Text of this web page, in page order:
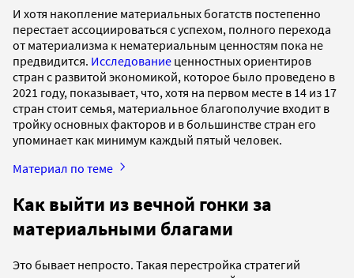
И хотя накопление материальных богатств постепенно
перестает ассоциироваться с успехом, полного перехода
от материализма к нематериальным ценностям пока не
предвидится. Исследование ценностных ориентиров
стран с развитой экономикой, которое было проведено в
2021 году, показывает, что, хотя на первом месте в 14 из 17
стран стоит семья, материальное благополучие входит в
тройку основных факторов и в большинстве стран его
упоминает как минимум каждый пятый человек.
Материал по теме
Как выйти из вечной гонки за
материальными благами
Это бывает непросто. Такая перестройка стратегий